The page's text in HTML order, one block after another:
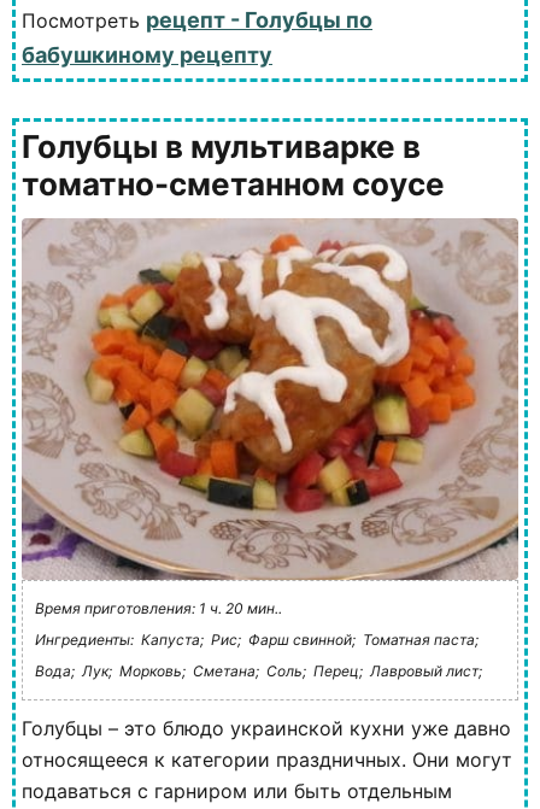
Посмотреть рецепт - Голубцы по
бабушкиному рецепту
Голубцы в мультиварке в
томатно-сметанном соусе
Время приготовления: 1 ч. 20 мин..
Ингредиенты: Капуста; Рис; Фарш свинной; Томатная паста;
Вода; Лук; Морковь; Сметана; Соль; Перец; Лавровый лист;
Голубцы – это блюдо украинской кухни уже давно
относящееся к категории праздничных. Они могут
подаваться с гарниром или быть отдельным